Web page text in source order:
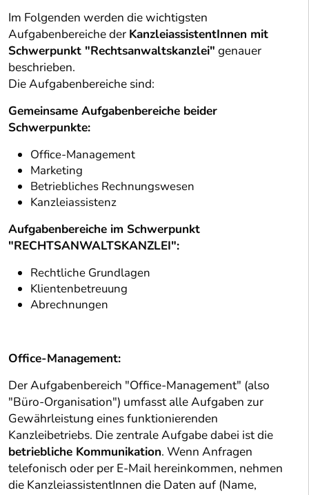
Im Folgenden werden die wichtigsten
Aufgabenbereiche der KanzleiassistentInnen mit
Schwerpunkt "Rechtsanwaltskanzlei" genauer
beschrieben.
Die Aufgabenbereiche sind:
Gemeinsame Aufgabenbereiche beider
Schwerpunkte:
Office-Management
Marketing
Betriebliches Rechnungswesen
Kanzleiassistenz
Aufgabenbereiche im Schwerpunkt
"RECHTSANWALTSKANZLEI":
Rechtliche Grundlagen
Klientenbetreuung
Abrechnungen
Office-Management:
Der Aufgabenbereich "Office-Management" (also
"Büro-Organisation") umfasst alle Aufgaben zur
Gewährleistung eines funktionierenden
Kanzleibetriebs. Die zentrale Aufgabe dabei ist die
betriebliche Kommunikation. Wenn Anfragen
telefonisch oder per E-Mail hereinkommen, nehmen
die KanzleiassistentInnen die Daten auf (Name,